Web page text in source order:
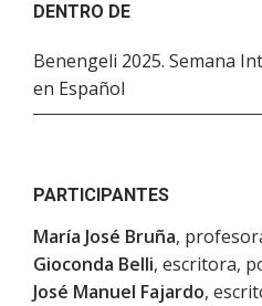
DENTRO DE
Benengeli 2025. Semana
en Español
PARTICIPANTES
María José Bruña,
Gioconda Belli, escritora,
José Manuel Fajardo,